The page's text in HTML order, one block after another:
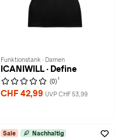
Funktionstank · Damen
ICANIWILL · Define
(0) 1
CHF 42,99 UVP CHF 53,99
Sale Nachhaltig